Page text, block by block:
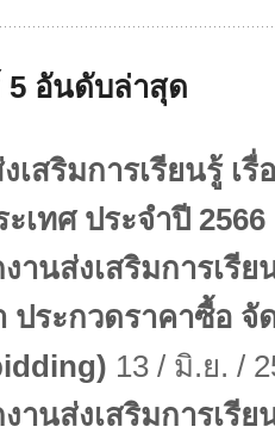
อันดับล่าสุด
เสริมการเรียนรู้ เ
เทศ ประจำปี 2566
านส่งเสริมการเรีย
ประกวดราคาซื้อ
13 / มิ.ย. /
านส่งเสริมการเรีย